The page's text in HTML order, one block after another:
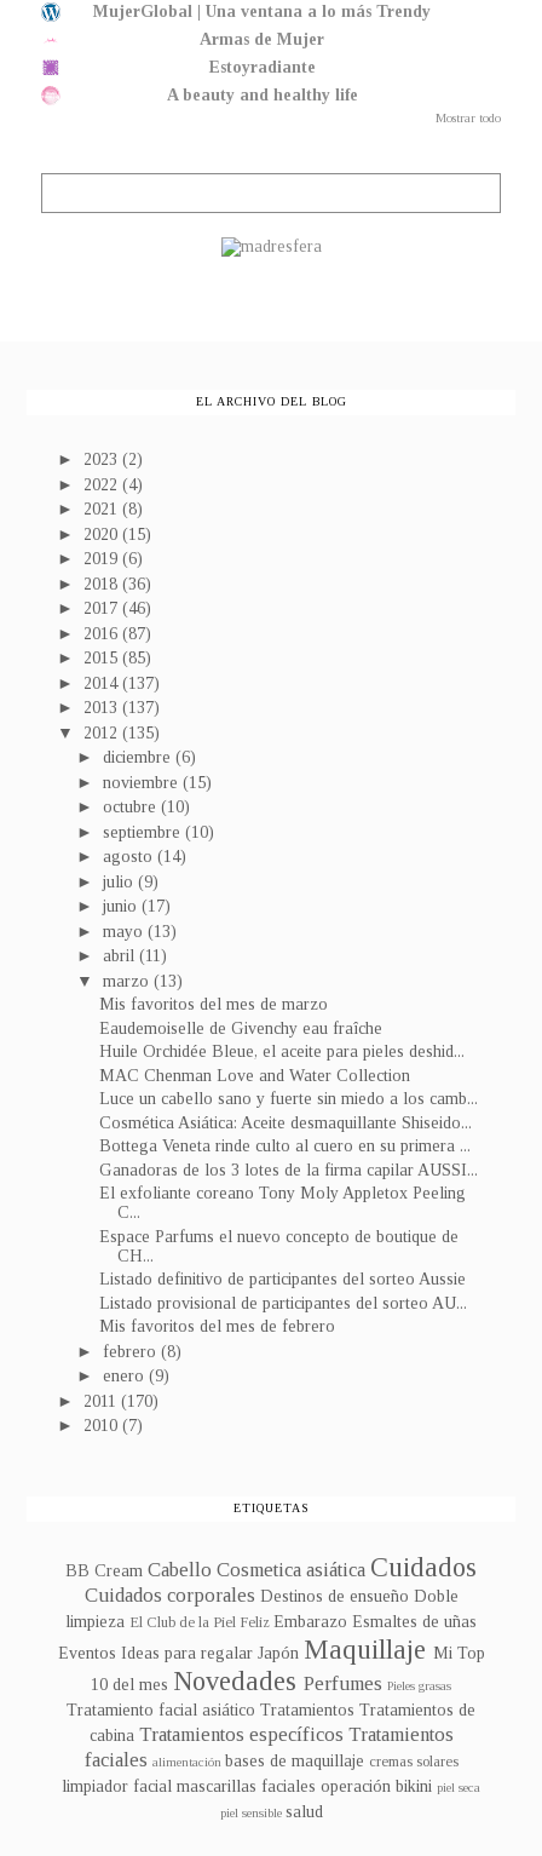
MujerGlobal | Una ventana a lo más Trendy
Armas de Mujer
Estoyradiante
A beauty and healthy life
Mostrar todo
EL ARCHIVO DEL BLOG
► 2023 (2)
► 2022 (4)
► 2021 (8)
► 2020 (15)
► 2019 (6)
► 2018 (36)
► 2017 (46)
► 2016 (87)
► 2015 (85)
► 2014 (137)
► 2013 (137)
▼ 2012 (135)
►diciembre(6)
►noviembre(15)
►octubre(10)
►septiembre(10)
►agosto(14)
►julio(9)
►junio(17)
►mayo(13)
►abril(11)
▼marzo(13)
Mis favoritos del mes de marzo
Eaudemoiselle de Givenchy eau fraîche
Huile Orchidée Bleue, el aceite para pieles deshid...
MAC Chenman Love and Water Collection
Luce un cabello sano y fuerte sin miedo a los camb...
Cosmética Asiática: Aceite desmaquillante Shiseido...
Bottega Veneta rinde culto al cuero en su primera ...
Ganadoras de los 3 lotes de la firma capilar AUSSI...
El exfoliante coreano Tony Moly Appletox Peeling
C...
Espace Parfums el nuevo concepto de boutique de
CH...
Listado definitivo de participantes del sorteo Aussie
Listado provisional de participantes del sorteo AU...
Mis favoritos del mes de febrero
► febrero(8)
►enero(9)
► 2011 (170)
► 2010 (7)
ETIQUETAS
BB Cream Cabello Cosmetica asiática Cuidados
Cuidados corporales Destinos de ensueño Doble
limpieza El Club de la Piel Feliz Embarazo Esmaltes de uñas
Eventos Ideas para regalar Japón Maquillaje Mi Top
10 del mes Novedades Perfumes Pieles grasas
Tratamiento facial asiático Tratamientos Tratamientos de
cabina Tratamientos específicos Tratamientos
faciales alimentación bases de maquillaje cremas solares
limpiador facial mascarillas faciales operación bikini piel seca
piel sensible salud